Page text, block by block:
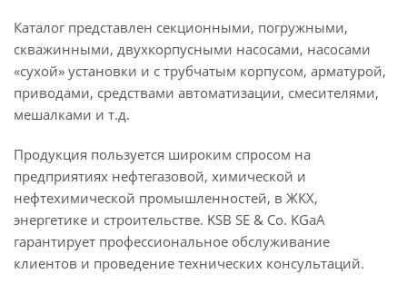
Каталог представлен секционными, погружными,
скважинными, двухкорпусными насосами, насосами
«сухой» установки и с трубчатым корпусом, арматурой,
приводами, средствами автоматизации, смесителями,
мешалками и т.д.
Продукция пользуется широким спросом на
предприятиях нефтегазовой, химической и
нефтехимической промышленностей, в ЖКХ,
энергетике и строительстве. KSB SE & Co. KGaA
гарантирует профессиональное обслуживание
клиентов и проведение технических консультаций.